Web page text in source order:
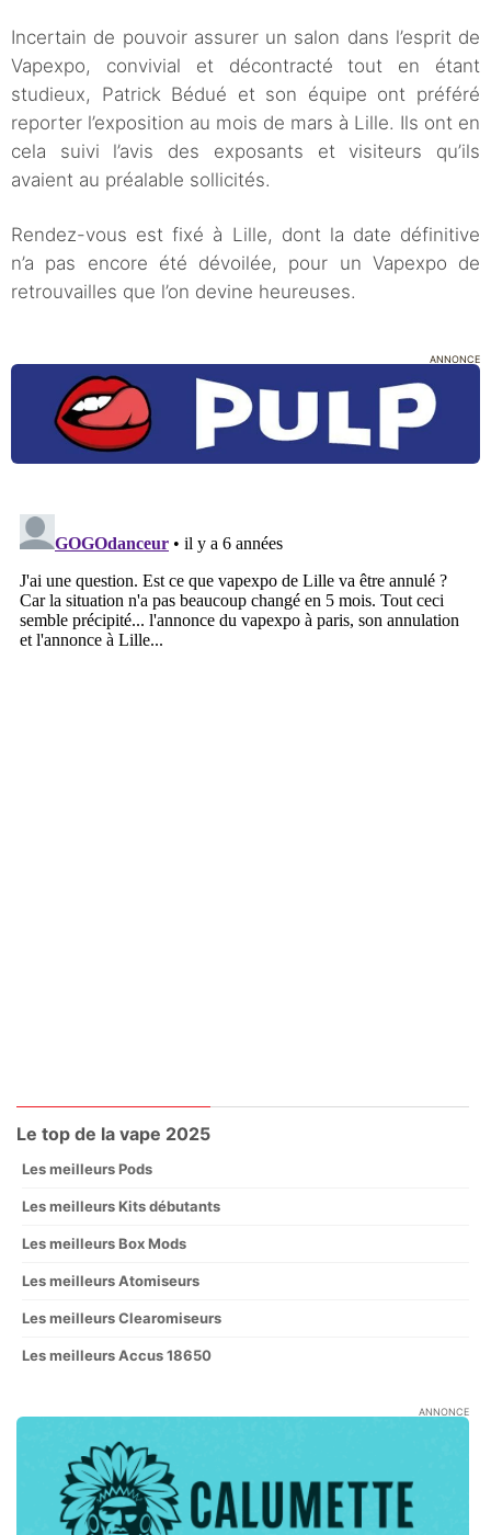
Incertain de pouvoir assurer un salon dans l’esprit de
Vapexpo, convivial et décontracté tout en étant
studieux, Patrick Bédué et son équipe ont préféré
reporter l’exposition au mois de mars à Lille. Ils ont en
cela suivi l’avis des exposants et visiteurs qu’ils
avaient au préalable sollicités.
Rendez-vous est fixé à Lille, dont la date définitive
n’a pas encore été dévoilée, pour un Vapexpo de
retrouvailles que l’on devine heureuses.
ANNONCE
Le top de la vape 2025
Les meilleurs Pods
Les meilleurs Kits débutants
Les meilleurs Box Mods
Les meilleurs Atomiseurs
Les meilleurs Clearomiseurs
Les meilleurs Accus 18650
ANNONCE